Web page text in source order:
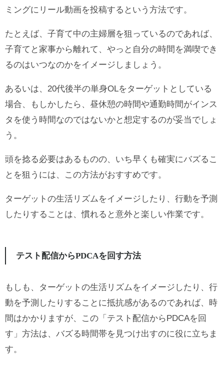
ミングにリール動画を投稿するという方法です。
たとえば、子育て中の主婦層を狙っているのであれば、
子育てと家事から離れて、やっと自分の時間を満喫でき
るのはいつなのかをイメージしましょう。
あるいは、20代後半の単身OLをターゲットとしている
場合、もしかしたら、昼休憩の時間や通勤時間がインス
タを使う時間なのではないかと想定するのが妥当でしょ
う。
頭を捻る必要はあるものの、いち早くも確実にバズるこ
とを狙うには、この方法がおすすめです。
ターゲットの生活リズムをイメージしたり、行動を予測
したりすることは、慣れると意外と楽しい作業です。
テスト配信からPDCAを回す方法
もしも、ターゲットの生活リズムをイメージしたり、行
動を予測したりすることに抵抗感があるのであれば、時
間はかかりますが、この「テスト配信からPDCAを回
す」方法は、バズる時間帯を見つけ出すのに役に立ちま
す。